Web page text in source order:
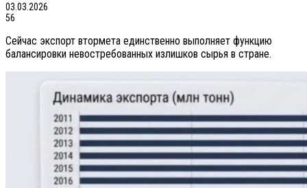
03.03.2026
56
Сейчас экспорт втормета единственно выполняет функцию
балансировки невостребованных излишков сырья в стране.